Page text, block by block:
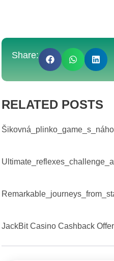
Share:
RELATED POSTS
JackBit Casino Cashback